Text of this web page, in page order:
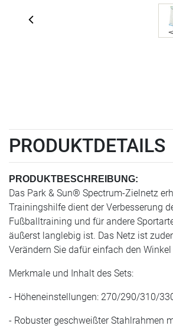
PRODUKTDETAILS
PRODUKTBESCHREIBUNG:
Das Park & Sun® Spectrum-Zielnetz
Trainingshilfe dient der Verbesserung
Fußballtraining und für andere
äußerst langlebig ist. Das Netz ist
Verändern Sie dafür einfach den
Merkmale und Inhalt des Sets:
- Höheneinstellungen: 270/290/310/
- Robuster geschweißter Stahlrahmen